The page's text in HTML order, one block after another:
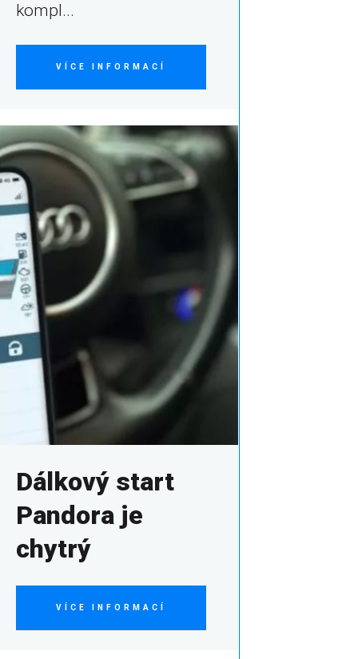
kompl...
VÍCE INFORMACÍ
Dálkový start
Pandora je
chytrý
VÍCE INFORMACÍ